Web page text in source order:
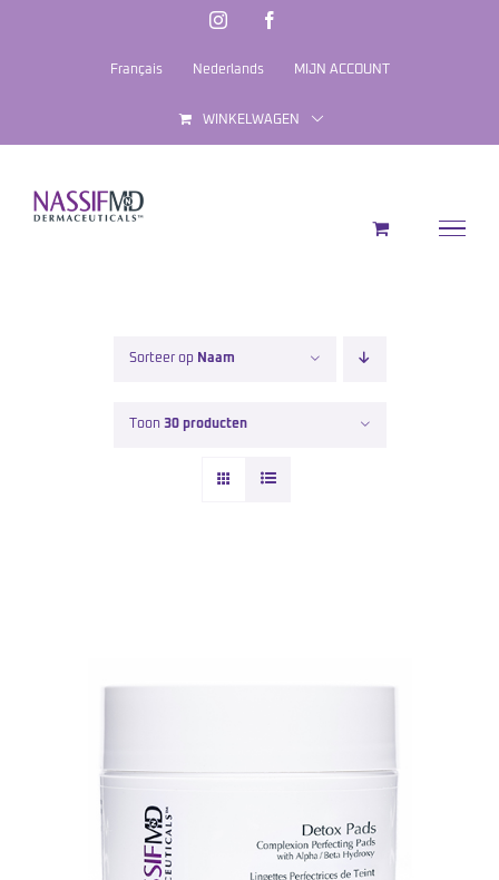
Instagram
Français Nederlands MIJN ACCOUNT
WINKELWAGEN
Sorteer op Naam
Toon 30 producten
TOEVOEGEN AAN WINKELWAGEN
/
DETAILS